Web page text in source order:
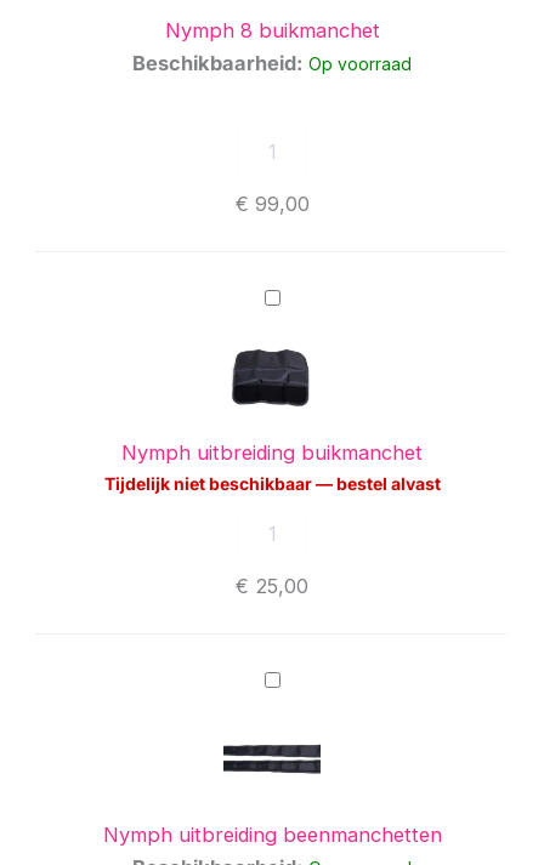
Nymph 8 buikmanchet
Beschikbaarheid: Op voorraad
€ 99,00
Nymph
Nymph uitbreiding buikmanchet
Tijdelijk niet beschikbaar — bestel alvast
€ 25,00
Nymph
Nymph uitbreiding beenmanchetten